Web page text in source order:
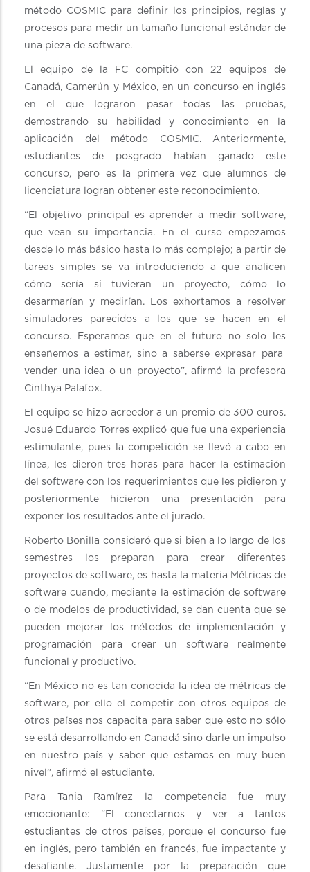
método COSMIC para definir los principios, reglas y
procesos para medir un tamaño funcional estándar de
una pieza de software.
El equipo de la FC compitió con 22 equipos de
Canadá, Camerún y México, en un concurso en inglés
en el que lograron pasar todas las pruebas,
demostrando su habilidad y conocimiento en la
aplicación del método COSMIC. Anteriormente,
estudiantes de posgrado habían ganado este
concurso, pero es la primera vez que alumnos de
licenciatura logran obtener este reconocimiento.
“El objetivo principal es aprender a medir software,
que vean su importancia. En el curso empezamos
desde lo más básico hasta lo más complejo; a partir de
tareas simples se va introduciendo a que analicen
cómo sería si tuvieran un proyecto, cómo lo
desarmarían y medirían. Los exhortamos a resolver
simuladores parecidos a los que se hacen en el
concurso. Esperamos que en el futuro no solo les
enseñemos a estimar, sino a saberse expresar para
vender una idea o un proyecto”, afirmó la profesora
Cinthya Palafox.
El equipo se hizo acreedor a un premio de 300 euros.
Josué Eduardo Torres explicó que fue una experiencia
estimulante, pues la competición se llevó a cabo en
línea, les dieron tres horas para hacer la estimación
del software con los requerimientos que les pidieron y
posteriormente hicieron una presentación para
exponer los resultados ante el jurado.
Roberto Bonilla consideró que si bien a lo largo de los
semestres los preparan para crear diferentes
proyectos de software, es hasta la materia Métricas de
software cuando, mediante la estimación de software
o de modelos de productividad, se dan cuenta que se
pueden mejorar los métodos de implementación y
programación para crear un software realmente
funcional y productivo.
“En México no es tan conocida la idea de métricas de
software, por ello el competir con otros equipos de
otros países nos capacita para saber que esto no sólo
se está desarrollando en Canadá sino darle un impulso
en nuestro país y saber que estamos en muy buen
nivel”, afirmó el estudiante.
Para Tania Ramírez la competencia fue muy
emocionante: “El conectarnos y ver a tantos
estudiantes de otros países, porque el concurso fue
en inglés, pero también en francés, fue impactante y
desafiante. Justamente por la preparación que